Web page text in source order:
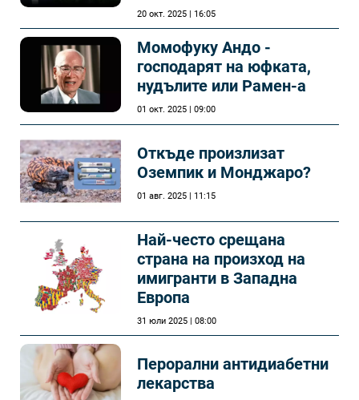
20 окт. 2025 | 16:05
Момофуку Андо -
господарят на юфката,
нудълите или Рамен-а
01 окт. 2025 | 09:00
Откъде произлизат
Оземпик и Монджаро?
01 авг. 2025 | 11:15
Най-често срещана
страна на произход на
имигранти в Западна
Европа
31 юли 2025 | 08:00
Перорални антидиабетни
лекарства